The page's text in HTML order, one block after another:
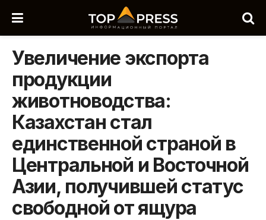
Увеличение экспорта
продукции
животноводства:
Казахстан стал
единственной страной в
Центральной и Восточной
Азии, получившей статус
свободной от ящура